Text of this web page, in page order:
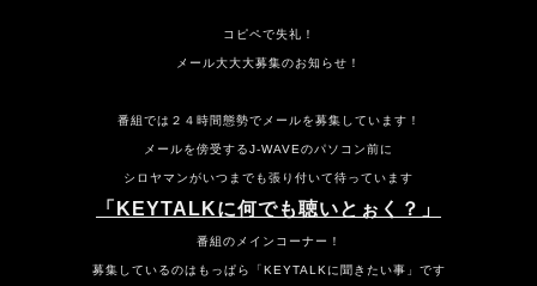
コピペで失礼！
メール大大大募集のお知らせ！
番組では２４時間態勢でメールを募集しています！
メールを傍受するJ-WAVEのパソコン前に
シロヤマンがいつまでも張り付いて待っています
「KEYTALKに何でも聴いとぉく？」
番組のメインコーナー！
募集しているのはもっぱら「KEYTALKに聞きたい事」です